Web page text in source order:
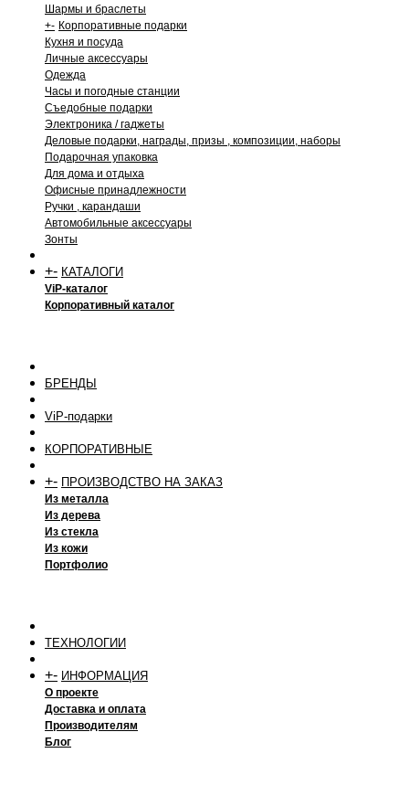
Шармы и браслеты
+- Корпоративные подарки
Кухня и посуда
Личные аксессуары
Одежда
Часы и погодные станции
Съедобные подарки
Электроника / гаджеты
Деловые подарки, награды, призы , композиции, наборы
Подарочная упаковка
Для дома и отдыха
Офисные принадлежности
Ручки , карандаши
Автомобильные аксессуары
Зонты
+- КАТАЛОГИ
ViP-каталог
Корпоративный каталог
БРЕНДЫ
ViP-подарки
КОРПОРАТИВНЫЕ
+- ПРОИЗВОДСТВО НА ЗАКАЗ
Из металла
Из дерева
Из стекла
Из кожи
Портфолио
ТЕХНОЛОГИИ
+- ИНФОРМАЦИЯ
О проекте
Доставка и оплата
Производителям
Блог